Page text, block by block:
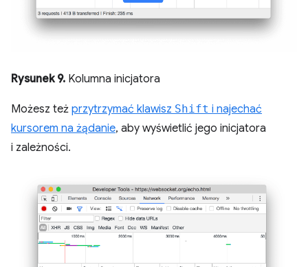
Rysunek 9. Kolumna inicjatora
Możesz też przytrzymać klawisz Shift i najechać
kursorem na żądanie, aby wyświetlić jego inicjatora
i zależności.